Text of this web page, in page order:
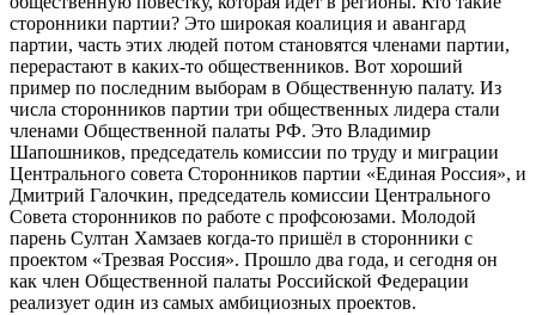
сторонники партии? Это широкая коалиция и авангард
партии, часть этих людей потом становятся членами партии,
перерастают в каких-то общественников. Вот хороший
пример по последним выборам в Общественную палату. Из
числа сторонников партии три общественных лидера стали
членами Общественной палаты РФ. Это Владимир
Шапошников, председатель комиссии по труду и миграции
Центрального совета Сторонников партии «Единая Россия», и
Дмитрий Галочкин, председатель комиссии Центрального
Совета сторонников по работе с профсоюзами. Молодой
парень Султан Хамзаев когда-то пришёл в сторонники с
проектом «Трезвая Россия». Прошло два года, и сегодня он
как член Общественной палаты Российской Федерации
реализует один из самых амбициозных проектов.